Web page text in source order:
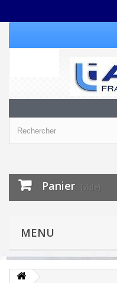
Panier (vide)
MENU